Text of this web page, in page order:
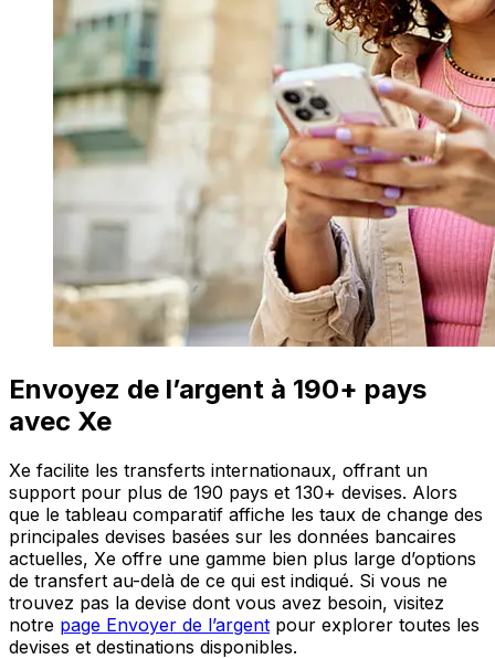
Envoyez de l’argent à 190+ pays
avec Xe
Xe facilite les transferts internationaux, offrant un
support pour plus de 190 pays et 130+ devises. Alors
que le tableau comparatif affiche les taux de change des
principales devises basées sur les données bancaires
actuelles, Xe offre une gamme bien plus large d’options
de transfert au-delà de ce qui est indiqué. Si vous ne
trouvez pas la devise dont vous avez besoin, visitez
notre page Envoyer de l’argent pour explorer toutes les
devises et destinations disponibles.